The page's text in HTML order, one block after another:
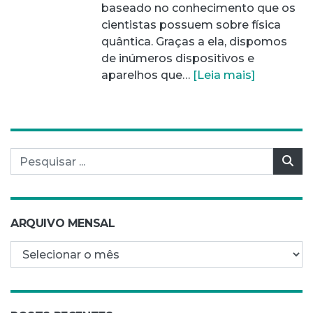
baseado no conhecimento que os
cientistas possuem sobre física
quântica. Graças a ela, dispomos
de inúmeros dispositivos e
aparelhos que… [Leia mais]
Pesquisar por:
ARQUIVO MENSAL
Arquivo mensal